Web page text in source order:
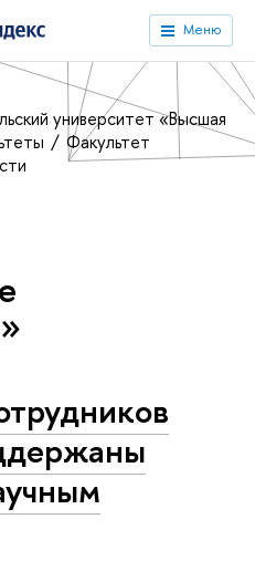
Меню
университет «Высшая
Факультет